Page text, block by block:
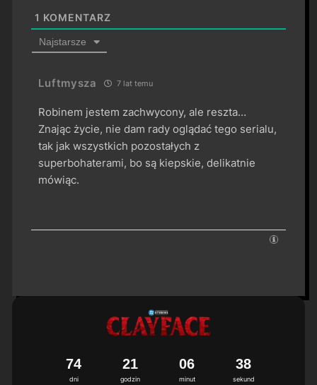
1 KOMENTARZ
Najstarsze
Luftmysza 7 lat temu
Robinem jestem zachwycony, ale reszta…
Znając życie, nie dam rady oglądać tego serialu,
tak jak wszystkich pozostałych z
superbohaterami, bo są kiepskie, delikatnie
mówiąc.
dni
74
godzin
21
minut
06
sekund
38